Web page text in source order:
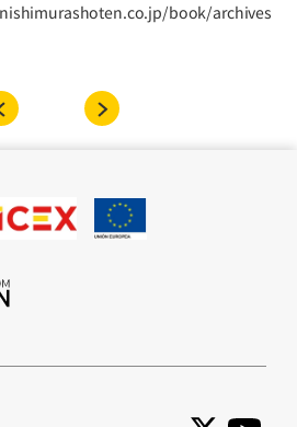
book/archives